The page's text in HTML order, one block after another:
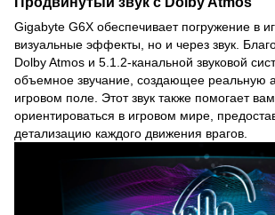
Gigabyte G6X обеспечивает погружение в
визуальные эффекты, но и через звук.
Dolby Atmos и 5.1.2-канальной звуковой
объемное звучание, создающее реальную
игровом поле. Этот звук также помогает
ориентироваться в игровом мире,
детализацию каждого движения врагов.